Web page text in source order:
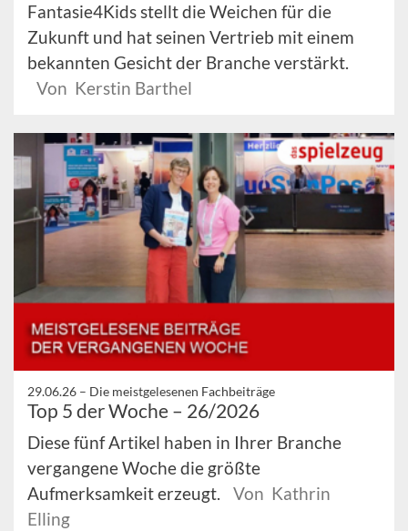
Fantasie4Kids stellt die Weichen für die
Zukunft und hat seinen Vertrieb mit einem
bekannten Gesicht der Branche verstärkt.
Von Kerstin Barthel
29.06.26 – Die meistgelesenen Fachbeiträge
Top 5 der Woche – 26/2026
Diese fünf Artikel haben in Ihrer Branche
vergangene Woche die größte
Aufmerksamkeit erzeugt.
Von Kathrin
Elling